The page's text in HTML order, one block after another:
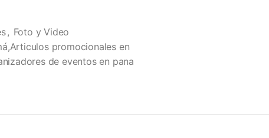
, Foto y Video
promocionales en
de eventos en pana